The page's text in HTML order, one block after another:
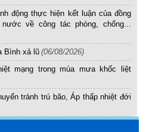
động thực hiện kết luận của đồng
về công tác phòng, chống...
Bình xả lũ (06/08/2026)
mạng trong mùa mưa khốc liệt
tránh trú bão, Áp thấp nhiệt đới